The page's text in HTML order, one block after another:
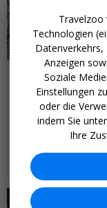
ab 3255 € p.P.
2028 mit
SOUTHAMPTON-
https://
OKTOBER 2028
Travelzoo
Technologien
Anzeigen
Soziale
Einstellungen
oder die
indem Sie
Ihre